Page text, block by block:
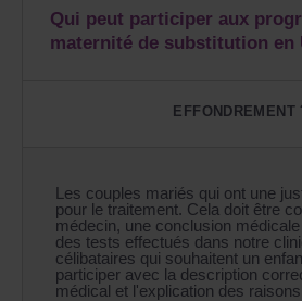
Qui peut participer aux
maternité de substitution en
Les couples mariés qui ont une
pour le traitement. Cela doit être
médecin, une conclusion
des tests effectués dans notre
célibataires qui souhaitent un
participer avec la description
médical et l'explication des